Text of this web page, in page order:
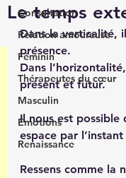
Consultation
Relation amoureuse
Féminin
Thérapeutes du cœur
Masculin
Émotions
Renaissance
Le temps
Dans la verticalité,
présence.
Dans
présent et futur.
Il nous est possible
espace par
Ressens comme la